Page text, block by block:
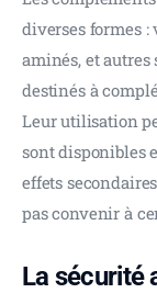
diverses formes
aminés, et
destinés à
Leur utilisation
sont disponibles
effets
pas convenir à
La sécurité